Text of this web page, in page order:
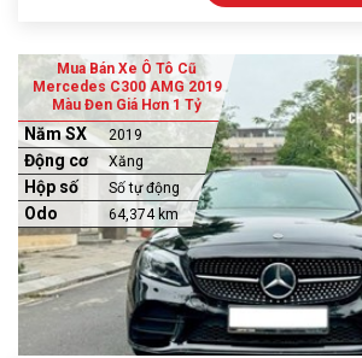
Mua Bán Xe Ô Tô Cũ
Mercedes C300 AMG 2019
Màu Đen Giá Hơn 1 Tỷ
Năm SX 2019
Động cơ Xăng
Hộp số Số tự động
Odo 64,374 km